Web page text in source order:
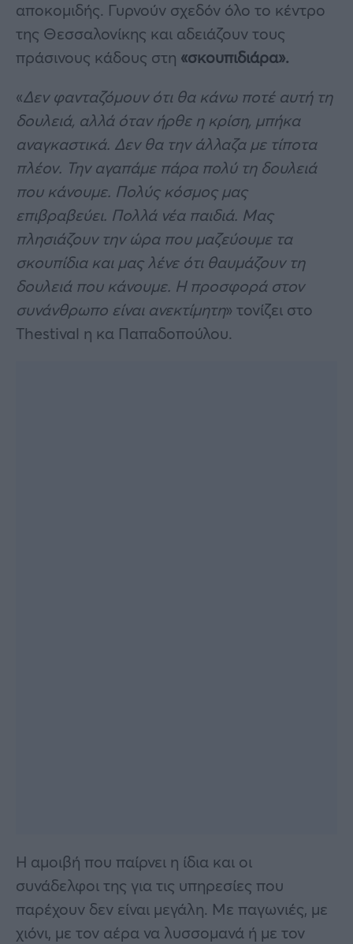
αποκομιδής. Γυρνούν σχεδόν όλο το κέντρο
της Θεσσαλονίκης και αδειάζουν τους
πράσινους κάδους στη «σκουπιδιάρα».
«Δεν φανταζόμουν ότι θα κάνω ποτέ αυτή τη
δουλειά, αλλά όταν ήρθε η κρίση, μπήκα
αναγκαστικά. Δεν θα την άλλαζα με τίποτα
πλέον. Την αγαπάμε πάρα πολύ τη δουλειά
που κάνουμε. Πολύς κόσμος μας
επιβραβεύει. Πολλά νέα παιδιά. Μας
πλησιάζουν την ώρα που μαζεύουμε τα
σκουπίδια και μας λένε ότι θαυμάζουν τη
δουλειά που κάνουμε. Η προσφορά στον
συνάνθρωπο είναι ανεκτίμητη» τονίζει στο
Thestival η κα Παπαδοπούλου.
Η αμοιβή που παίρνει η ίδια και οι
συνάδελφοι της για τις υπηρεσίες που
παρέχουν δεν είναι μεγάλη. Με παγωνιές, με
χιόνι, με τον αέρα να λυσσομανά ή με τον